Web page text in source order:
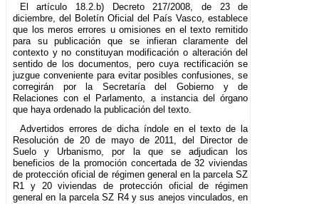
El artículo 18.2.b) Decreto 217/2008, de 23 de
diciembre, del Boletín Oficial del País Vasco, establece
que los meros errores u omisiones en el texto remitido
para su publicación que se infieran claramente del
contexto y no constituyan modificación o alteración del
sentido de los documentos, pero cuya rectificación se
juzgue conveniente para evitar posibles confusiones, se
corregirán por la Secretaría del Gobierno y de
Relaciones con el Parlamento, a instancia del órgano
que haya ordenado la publicación del texto.
Advertidos errores de dicha índole en el texto de la
Resolución de 20 de mayo de 2011, del Director de
Suelo y Urbanismo, por la que se adjudican los
beneficios de la promoción concertada de 32 viviendas
de protección oficial de régimen general en la parcela SZ
R1 y 20 viviendas de protección oficial de régimen
general en la parcela SZ R4 y sus anejos vinculados, en